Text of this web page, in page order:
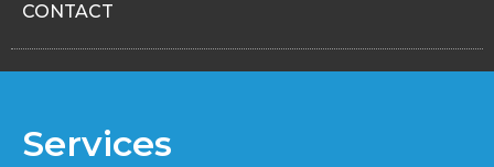
CONTACT
Services